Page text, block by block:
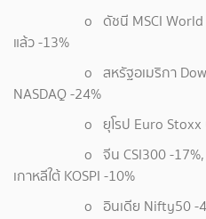
o ดัชนี MSCI World ลง
แล้ว -13%
o สหรัฐอเมริกา Dow
NASDAQ -24%
o ยุโรป Euro Stoxx
o จีน CSI300 -17%, ญี่ปุ่
เกาหลีใต้ KOSPI -10%
o อินเดีย Nifty50 -4.4%,